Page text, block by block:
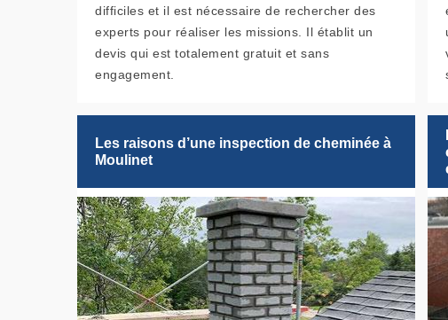
difficiles et il est nécessaire de rechercher des
experts pour réaliser les missions. Il établit un
devis qui est totalement gratuit et sans
engagement.
Les raisons d’une inspection de cheminée à
Moulinet